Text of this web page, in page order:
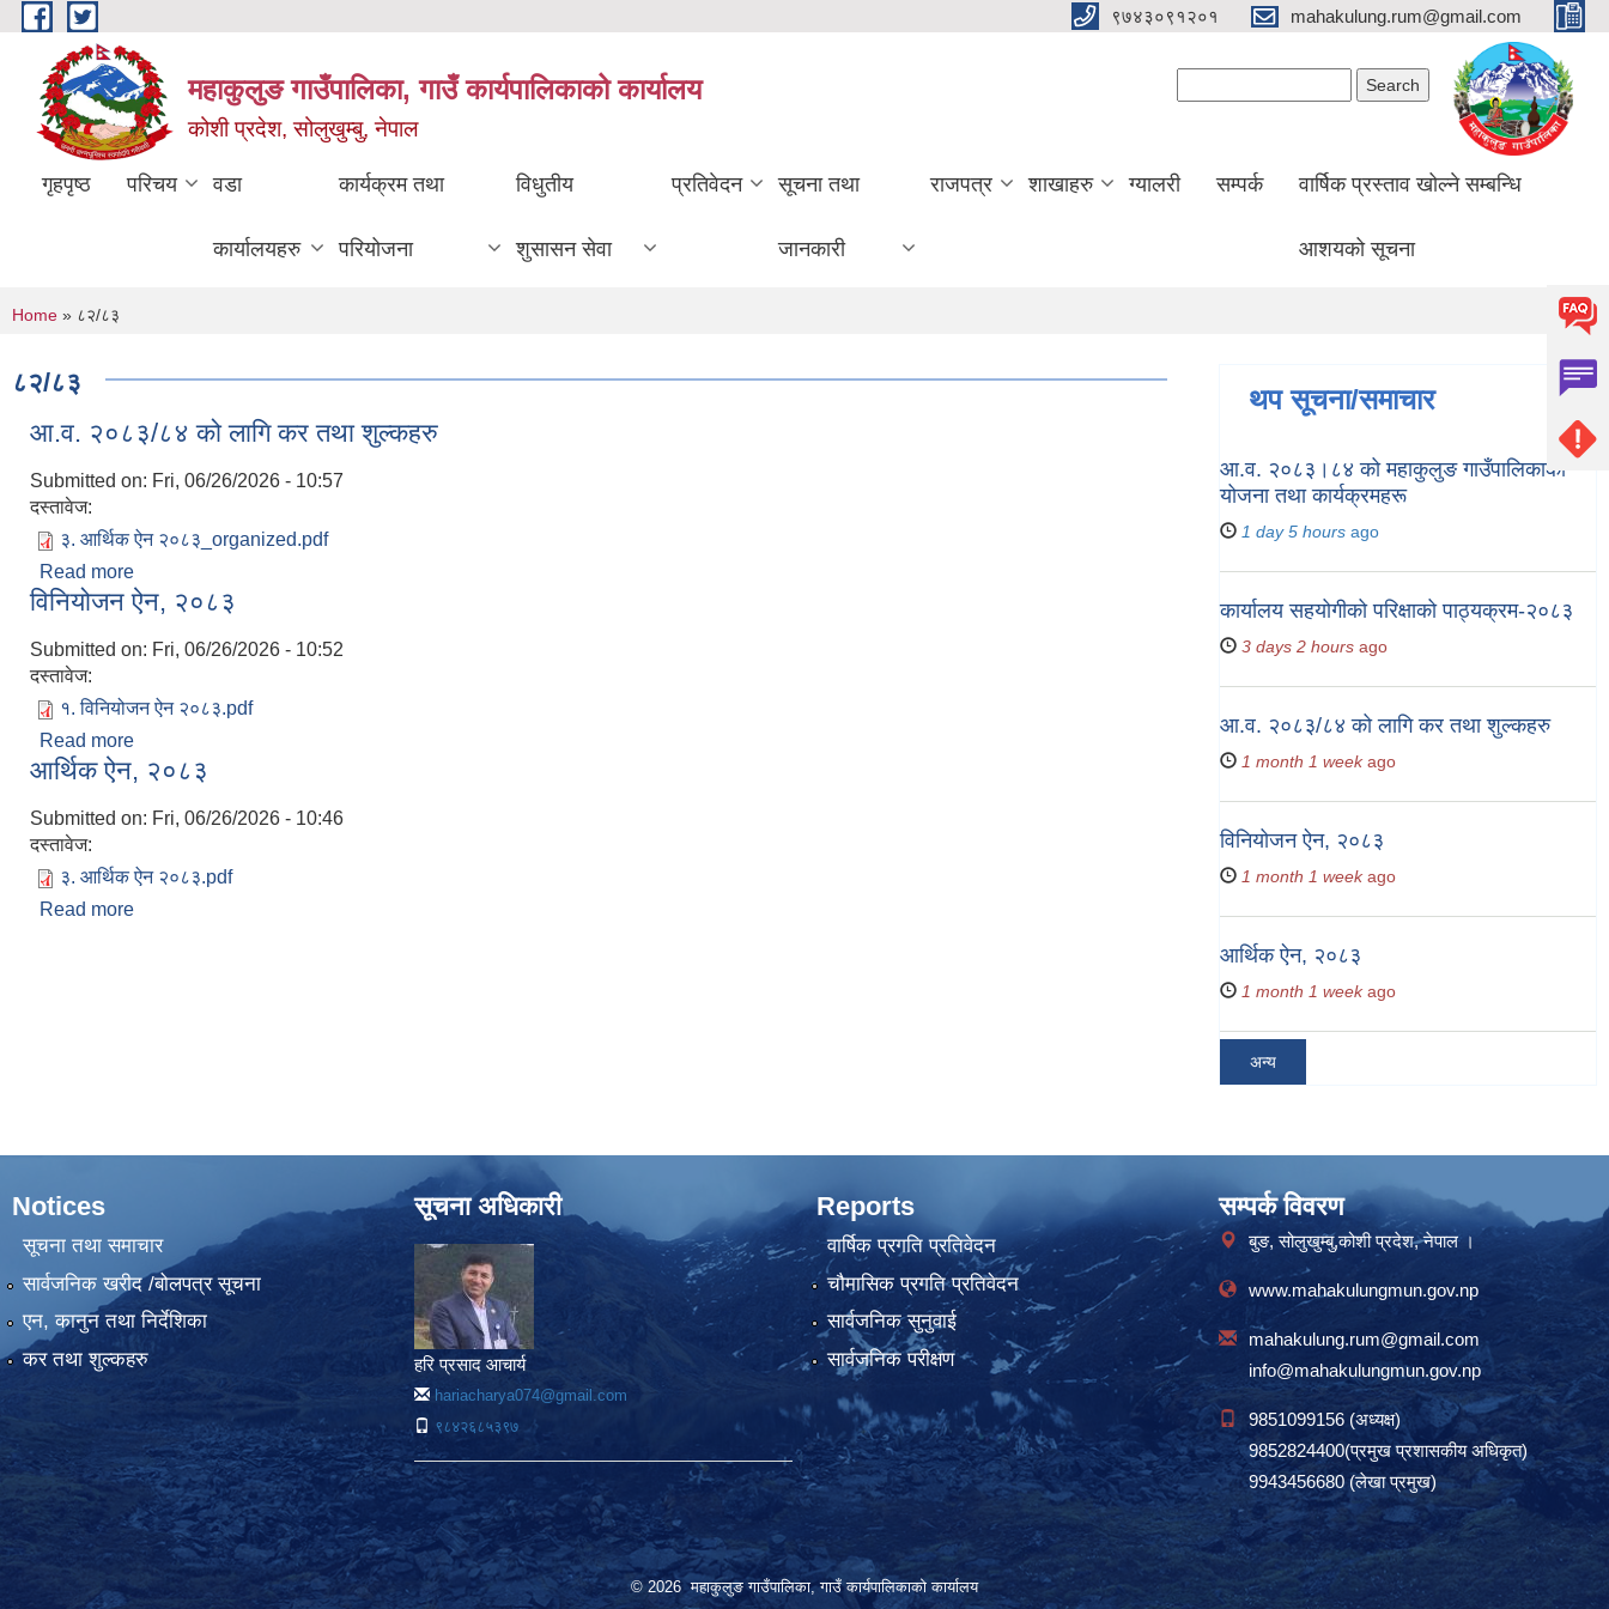
Skip to main content ९७४३०९१२०१ mahakulung.rum@gmail.com
महाकुलुङ गाउँपालिका, गाउँ कार्यपालिकाको कार्यालय
कोशी प्रदेश, सोलुखुम्बु, नेपाल
गृहपृष्ठ परिचय वडा
कार्यालयहरु
कार्यक्रम तथा
परियोजना
विधुतीय
शुसासन सेवा
प्रतिवेदन सूचना तथा
जानकारी
राजपत्र शाखाहरु ग्यालरी सम्पर्क वार्षिक प्रस्ताव खोल्ने सम्बन्धि
आशयको सूचना
You are here
Home » ८२/८३
८२/८३
आ.व. २०८३/८४ को लागि कर तथा शुल्कहरु
Submitted on: Fri, 06/26/2026 - 10:57
दस्तावेज:
३. आर्थिक ऐन २०८३_organized.pdf
Read more
विनियोजन ऐन, २०८३
Submitted on: Fri, 06/26/2026 - 10:52
दस्तावेज:
१. विनियोजन ऐन २०८३.pdf
Read more
आर्थिक ऐन, २०८३
Submitted on: Fri, 06/26/2026 - 10:46
दस्तावेज:
३. आर्थिक ऐन २०८३.pdf
Read more
थप सूचना/समाचार
आ.व. २०८३।८४ को महाकुलुङ गाउँपालिकाका
योजना तथा कार्यक्रमहरू
1 day 5 hours ago
कार्यालय सहयोगीको परिक्षाको पाठ्यक्रम-२०८३
3 days 2 hours ago
आ.व. २०८३/८४ को लागि कर तथा शुल्कहरु
1 month 1 weekago
विनियोजन ऐन, २०८३
1 month 1 weekago
आर्थिक ऐन, २०८३
1 month 1 weekago
अन्य
Notices
सूचना तथा समाचार
सार्वजनिक खरीद /बोलपत्र सूचना
एन, कानुन तथा निर्देशिका
कर तथा शुल्कहरु
सूचना अधिकारी
हरि प्रसाद आचार्य
hariacharya074@gmail.com
९८४२६८५३९७
Reports
वार्षिक प्रगति प्रतिवेदन
चौमासिक प्रगति प्रतिवेदन
सार्वजनिक सुनुवाई
सार्वजनिक परीक्षण
सम्पर्क विवरण
बुङ, सोलुखुम्बु,कोशी प्रदेश, नेपाल ।
www.mahakulungmun.gov.np
mahakulung.rum@gmail.com
info@mahakulungmun.gov.np
9851099156 (अध्यक्ष)
9852824400(प्रमुख प्रशासकीय अधिकृत)
9943456680 (लेखा प्रमुख)
© 2026 महाकुलुङ गाउँपालिका, गाउँ कार्यपालिकाको कार्यालय